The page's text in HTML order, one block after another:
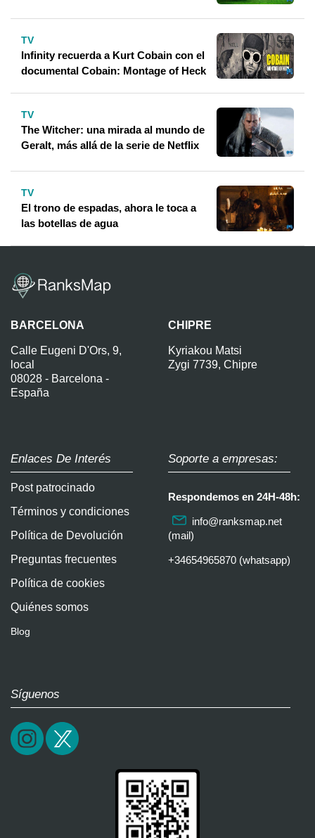
TV
Infinity recuerda a Kurt Cobain con el
documental Cobain: Montage of Heck
TV
The Witcher: una mirada al mundo de
Geralt, más allá de la serie de Netflix
TV
El trono de espadas, ahora le toca a
las botellas de agua
BARCELONA
Calle Eugeni D'Ors, 9,
local
08028 - Barcelona -
España
CHIPRE
Kyriakou Matsi
Zygi 7739, Chipre
Enlaces De Interés
Post patrocinado
Términos y condiciones
Política de Devolución
Preguntas frecuentes
Política de cookies
Quiénes somos
Blog
Soporte a empresas:
Respondemos en 24H-48h:
info@ranksmap.net
(mail)
+34654965870 (whatsapp)
Síguenos